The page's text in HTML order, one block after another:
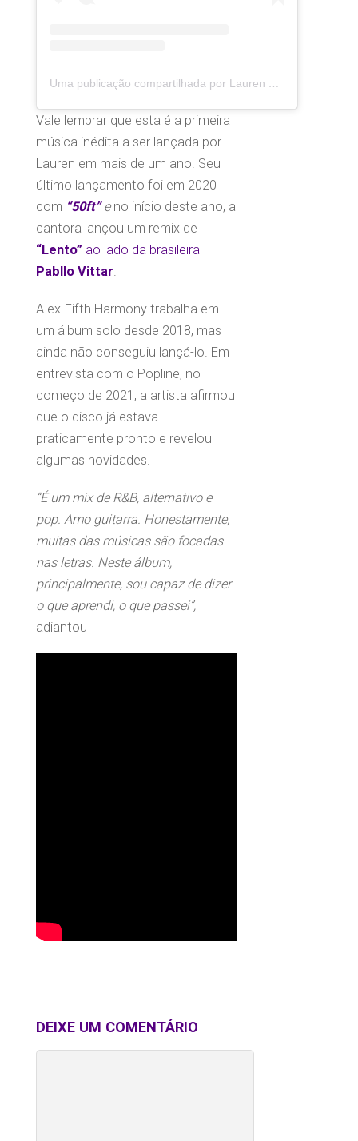
Uma publicação compartilhada por Lauren Jauregui (@laurenjauregui)
Vale lembrar que esta é a primeira
música inédita a ser lançada por
Lauren em mais de um ano. Seu
último lançamento foi em 2020
com “50ft”eno início deste ano, a
cantora lançou um remix de
“Lento” ao lado da brasileira
Pabllo Vittar.
A ex-Fifth Harmony trabalha em
um álbum solo desde 2018, mas
ainda não conseguiu lançá-lo. Em
entrevista com o Popline, no
começo de 2021, a artista afirmou
que o disco já estava
praticamente pronto e revelou
algumas novidades.
“É um mix de R&B, alternativo e
pop. Amo guitarra. Honestamente,
muitas das músicas são focadas
nas letras. Neste álbum,
principalmente, sou capaz de dizer
o que aprendi, o que passei”,
adiantou
DEIXE UM COMENTÁRIO